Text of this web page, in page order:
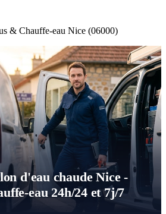
& Chauffe-eau Nice (06000)
d'eau chaude Nice -
eau 24h/24 et 7j/7